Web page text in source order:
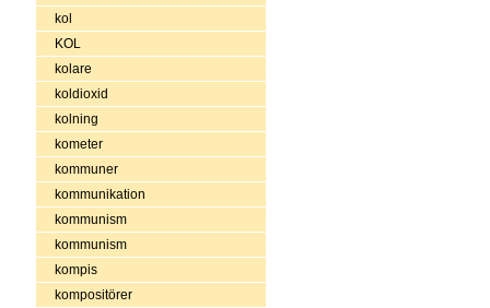
kol
KOL
kolare
koldioxid
kolning
kometer
kommuner
kommunikation
kommunism
kommunism
kompis
kompositörer